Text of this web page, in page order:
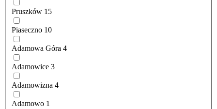
Pruszków 15
Piaseczno 10
Adamowa Góra 4
Adamowice 3
Adamowizna 4
Adamowo 1